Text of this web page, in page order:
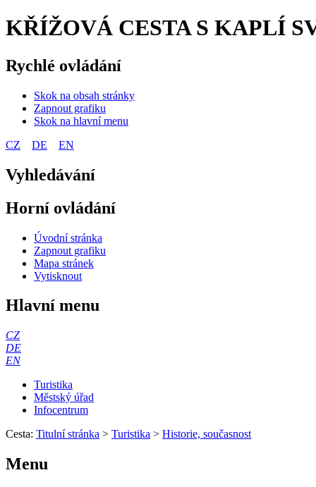
KŘÍŽOVÁ CESTA S KAPLÍ
Rychlé ovládání
Skok na obsah stránky
Zapnout grafiku
Skok na hlavní menu
CZ
DE EN
Vyhledávání
Horní ovládání
Úvodní stránka
Zapnout grafiku
Mapa stránek
Vytisknout
Hlavní menu
CZ
DE
EN
Turistika
Městský úřad
Infocentrum
Cesta: Titulní stránka > Turistika > Historie, současnost
Menu